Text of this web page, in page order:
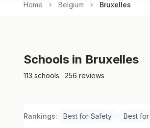
Home Belgium Bruxelles
Schools in Bruxelles
113 schools · 256 reviews
Rankings: Best for Safety Best